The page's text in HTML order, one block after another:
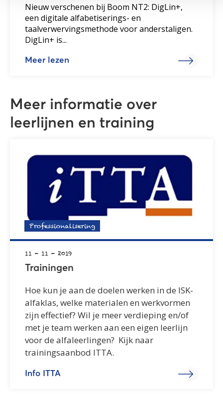
Nieuw verschenen bij Boom NT2: DigLin+,
een digitale alfabetiserings- en
taalverwervingsmethode voor anderstaligen.
DigLin+ is...
Meer lezen
Meer informatie over
leerlijnen en training
Professionalisering
11 - 11 - 2019
Trainingen
Hoe kun je aan de doelen werken in de ISK-
alfaklas, welke materialen en werkvormen
zijn effectief? Wil je meer verdieping en/of
met je team werken aan een eigen leerlijn
voor de alfaleerlingen? Kijk naar
trainingsaanbod ITTA.
Info ITTA